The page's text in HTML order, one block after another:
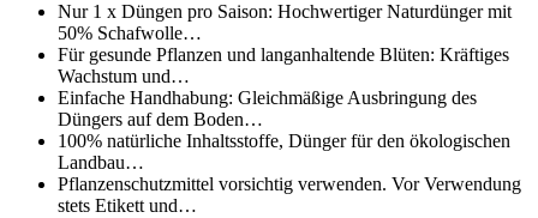
Nur 1 x Düngen pro Saison: Hochwertiger Naturdünger mit
50% Schafwolle…
Für gesunde Pflanzen und langanhaltende Blüten: Kräftiges
Wachstum und…
Einfache Handhabung: Gleichmäßige Ausbringung des
Düngers auf dem Boden…
100% natürliche Inhaltsstoffe, Dünger für den ökologischen
Landbau…
Pflanzenschutzmittel vorsichtig verwenden. Vor Verwendung
stets Etikett und…